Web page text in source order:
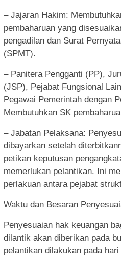
– Jajaran Hakim:
pembaharuan yang
pengadilan dan Surat
(SPMT).
– Panitera Pengganti (PP),
(JSP), Pejabat Fungsional
Pegawai Pemerintah dengan
Membutuhkan SK
– Jabatan Pelaksana:
dibayarkan setelah
petikan keputusan
memerlukan pelantikan. Ini
perlakuan antara pejabat
Waktu dan Besaran
Penyesuaian hak keuangan
dilantik akan diberikan pada
pelantikan dilakukan pada